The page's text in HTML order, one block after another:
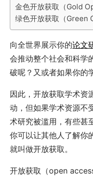
金色开放获取（Gold
绿色开放获取（Green
向全世界展示你的论文
会推动整个社会和科学
破呢？又或者如果你的
因此，开放获取学术资
动，但如果学术资源不
术研究被滥用，有些甚
你可以让其他人了解你
就叫做开放获取。
开放获取（open